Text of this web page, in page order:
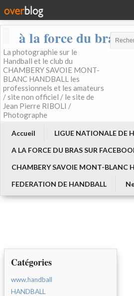
à la force du bras
La photographie sur le
Handball et le club du
CHAMBERY SAVOIE MONT-
BLANC HANDBALL les
professionnels et les amateurs
/ site non officiel / le site de
Jean Pierre RIBOLI /
Photographe
Accueil
LIGUE NATIONALE DE
A LA FORCE DU BRAS SUR
CHAMBERY SAVOIE MONT-BLANC
FEDERATION DE HANDBALL
Catégories
www.handball
HANDBALL